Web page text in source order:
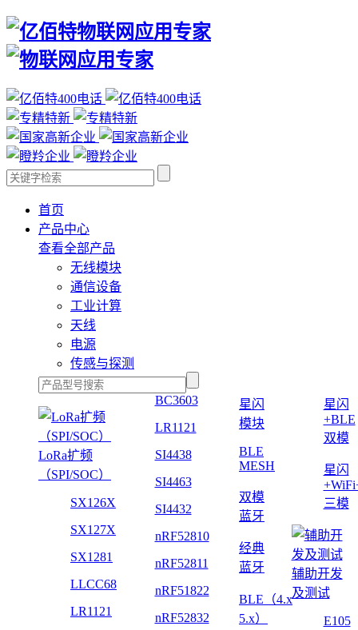
首页
产品中心
查看全部产品
无线模块
通信设备
工业计算
天线
电源
传感与探测
LoRa扩频
（SPI/SOC）
SX126X
SX127X
SX1281
LLCC68
LR1121
BC3603
LR1121
SI4438
SI4463
SI4432
nRF52810
nRF52811
nRF51822
nRF52832
星闪
模块
BLE
MESH
双模
蓝牙
经典
蓝牙
BLE（4.x
5.x）
星闪
+BLE
双模
星闪
三模
辅助开发
及测试
E105